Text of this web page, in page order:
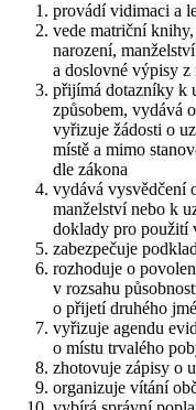
provádí vidimaci a
vede matriční
narození,
a doslovné výpisy
přijímá dotazníky k
způsobem, vydává
vyřizuje žádosti o
místě a mimo
dle zákona
vydává vysvědčení
manželství nebo k
doklady pro použití
zabezpečuje
rozhoduje o
v rozsahu
o přijetí druhého
vyřizuje agendu
o místu trvalého
zhotovuje zápisy o
organizuje vítání